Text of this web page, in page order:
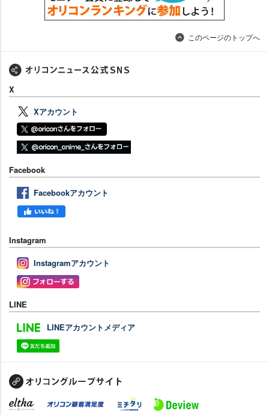
このページのトップへ
X
Xアカウント
Facebook
Facebookアカウント
Instagram
Instagramアカウント
LINE
LINEアカウントメディア